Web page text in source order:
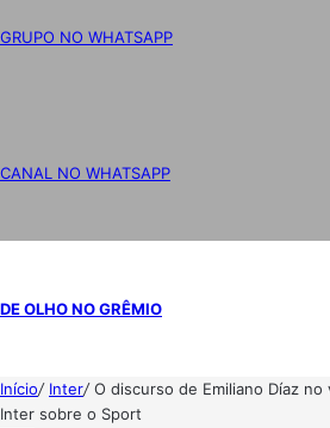
GRUPO NO WHATSAPP
CANAL NO WHATSAPP
DE OLHO NO GRÊMIO
Início/ Inter/O discurso de Emiliano Díaz
Inter sobre o Sport